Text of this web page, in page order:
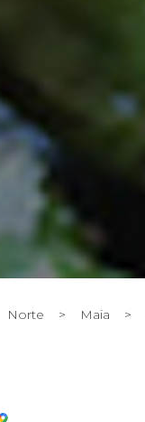
Norte > Maia >